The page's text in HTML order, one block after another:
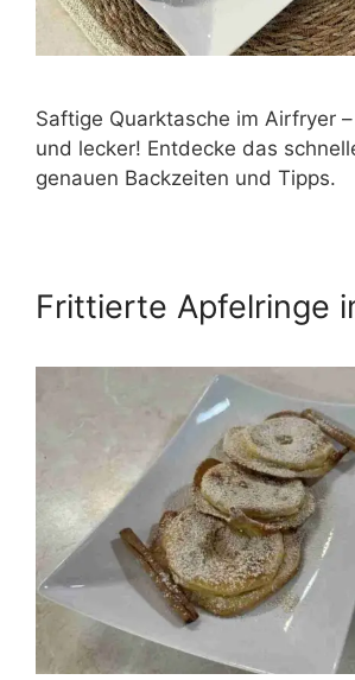
Saftige Quarktasche im Airfryer
und lecker! Entdecke das
genauen Backzeiten und Tipps.
Frittierte Apfelringe